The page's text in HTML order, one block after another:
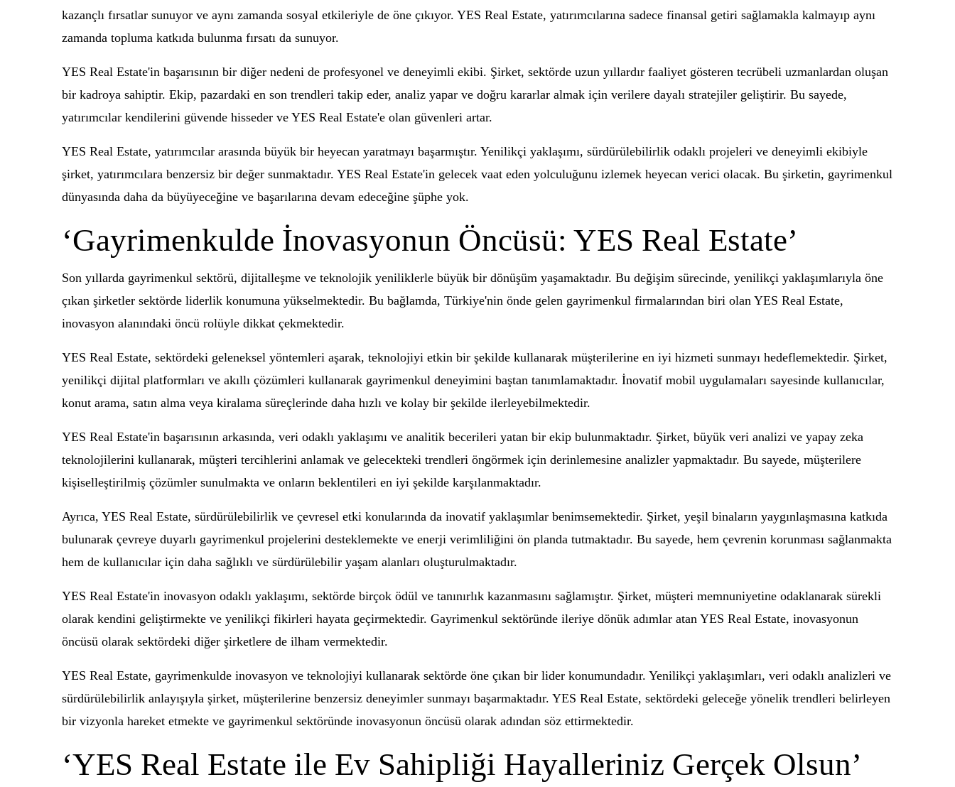
kazançlı fırsatlar sunuyor ve aynı zamanda sosyal etkileriyle de öne çıkıyor. YES Real Estate, yatırımcılarına sadece finansal getiri sağlamakla kalmayıp aynı
zamanda topluma katkıda bulunma fırsatı da sunuyor.
YES Real Estate'in başarısının bir diğer nedeni de profesyonel ve deneyimli ekibi. Şirket, sektörde uzun yıllardır faaliyet gösteren tecrübeli uzmanlardan oluşan
bir kadroya sahiptir. Ekip, pazardaki en son trendleri takip eder, analiz yapar ve doğru kararlar almak için verilere dayalı stratejiler geliştirir. Bu sayede,
yatırımcılar kendilerini güvende hisseder ve YES Real Estate'e olan güvenleri artar.
YES Real Estate, yatırımcılar arasında büyük bir heyecan yaratmayı başarmıştır. Yenilikçi yaklaşımı, sürdürülebilirlik odaklı projeleri ve deneyimli ekibiyle
şirket, yatırımcılara benzersiz bir değer sunmaktadır. YES Real Estate'in gelecek vaat eden yolculuğunu izlemek heyecan verici olacak. Bu şirketin, gayrimenkul
dünyasında daha da büyüyeceğine ve başarılarına devam edeceğine şüphe yok.
‘Gayrimenkulde İnovasyonun Öncüsü: YES Real Estate’
Son yıllarda gayrimenkul sektörü, dijitalleşme ve teknolojik yeniliklerle büyük bir dönüşüm yaşamaktadır. Bu değişim sürecinde, yenilikçi yaklaşımlarıyla öne
çıkan şirketler sektörde liderlik konumuna yükselmektedir. Bu bağlamda, Türkiye'nin önde gelen gayrimenkul firmalarından biri olan YES Real Estate,
inovasyon alanındaki öncü rolüyle dikkat çekmektedir.
YES Real Estate, sektördeki geleneksel yöntemleri aşarak, teknolojiyi etkin bir şekilde kullanarak müşterilerine en iyi hizmeti sunmayı hedeflemektedir. Şirket,
yenilikçi dijital platformları ve akıllı çözümleri kullanarak gayrimenkul deneyimini baştan tanımlamaktadır. İnovatif mobil uygulamaları sayesinde kullanıcılar,
konut arama, satın alma veya kiralama süreçlerinde daha hızlı ve kolay bir şekilde ilerleyebilmektedir.
YES Real Estate'in başarısının arkasında, veri odaklı yaklaşımı ve analitik becerileri yatan bir ekip bulunmaktadır. Şirket, büyük veri analizi ve yapay zeka
teknolojilerini kullanarak, müşteri tercihlerini anlamak ve gelecekteki trendleri öngörmek için derinlemesine analizler yapmaktadır. Bu sayede, müşterilere
kişiselleştirilmiş çözümler sunulmakta ve onların beklentileri en iyi şekilde karşılanmaktadır.
Ayrıca, YES Real Estate, sürdürülebilirlik ve çevresel etki konularında da inovatif yaklaşımlar benimsemektedir. Şirket, yeşil binaların yaygınlaşmasına katkıda
bulunarak çevreye duyarlı gayrimenkul projelerini desteklemekte ve enerji verimliliğini ön planda tutmaktadır. Bu sayede, hem çevrenin korunması sağlanmakta
hem de kullanıcılar için daha sağlıklı ve sürdürülebilir yaşam alanları oluşturulmaktadır.
YES Real Estate'in inovasyon odaklı yaklaşımı, sektörde birçok ödül ve tanınırlık kazanmasını sağlamıştır. Şirket, müşteri memnuniyetine odaklanarak sürekli
olarak kendini geliştirmekte ve yenilikçi fikirleri hayata geçirmektedir. Gayrimenkul sektöründe ileriye dönük adımlar atan YES Real Estate, inovasyonun
öncüsü olarak sektördeki diğer şirketlere de ilham vermektedir.
YES Real Estate, gayrimenkulde inovasyon ve teknolojiyi kullanarak sektörde öne çıkan bir lider konumundadır. Yenilikçi yaklaşımları, veri odaklı analizleri ve
sürdürülebilirlik anlayışıyla şirket, müşterilerine benzersiz deneyimler sunmayı başarmaktadır. YES Real Estate, sektördeki geleceğe yönelik trendleri belirleyen
bir vizyonla hareket etmekte ve gayrimenkul sektöründe inovasyonun öncüsü olarak adından söz ettirmektedir.
‘YES Real Estate ile Ev Sahipliği Hayalleriniz Gerçek Olsun’